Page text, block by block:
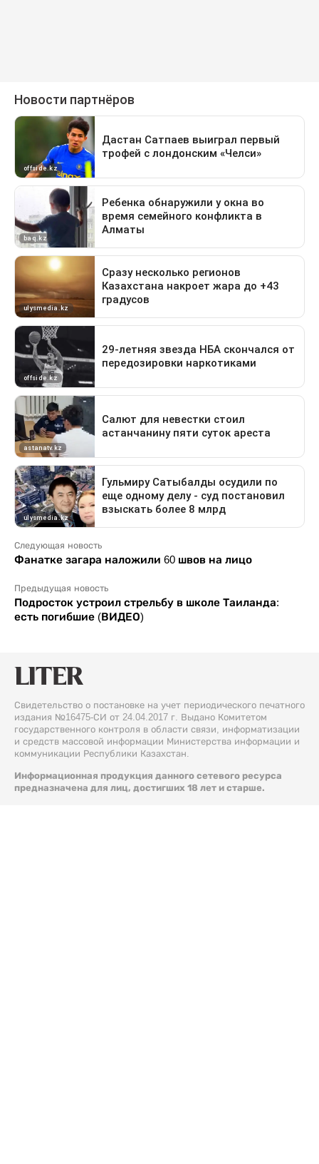
Следующая новость
Фанатке загара наложили 60 швов на лицо
Предыдущая новость
Подросток устроил стрельбу в школе Таиланда:
есть погибшие (ВИДЕО)
Свидетельство о постановке на учет периодического печатного
издания №16475-СИ от 24.04.2017 г. Выдано Комитетом
государственного контроля в области связи, информатизации
и средств массовой информации Министерства информации и
коммуникации Республики Казахстан.
Информационная продукция данного сетевого ресурса
предназначена для лиц, достигших 18 лет и старше.